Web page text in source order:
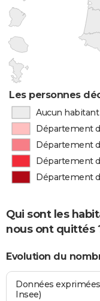
Les personnes
Aucun
Département
Département
Département
Département
Qui sont les
nous ont quittés
Evolution du
Données
Insee)